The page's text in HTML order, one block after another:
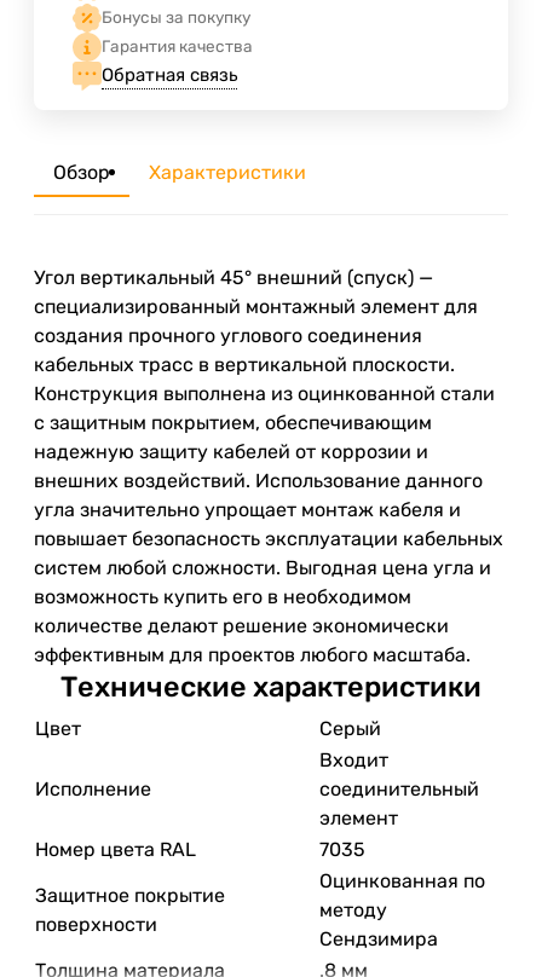
Бонусы за покупку
Гарантия качества
Обратная связь
Обзор Характеристики
Угол вертикальный 45° внешний (спуск) —
специализированный монтажный элемент для
создания прочного углового соединения
кабельных трасс в вертикальной плоскости.
Конструкция выполнена из оцинкованной стали
с защитным покрытием, обеспечивающим
надежную защиту кабелей от коррозии и
внешних воздействий. Использование данного
угла значительно упрощает монтаж кабеля и
повышает безопасность эксплуатации кабельных
систем любой сложности. Выгодная цена угла и
возможность купить его в необходимом
количестве делают решение экономически
эффективным для проектов любого масштаба.
Технические характеристики
Цвет Серый
Исполнение
Входит
соединительный
элемент
Номер цвета RAL
7035
Защитное покрытие
поверхности
Оцинкованная по
методу
Сендзимира
Толщина материала
.8 мм